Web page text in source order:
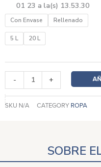
Con Envase Rellenado
5 L 20 L
-
Jabón
para
Ropa
Acondicionador
-
cantidad
+
SKU N/A CATEGORY ROPA
SOBRE